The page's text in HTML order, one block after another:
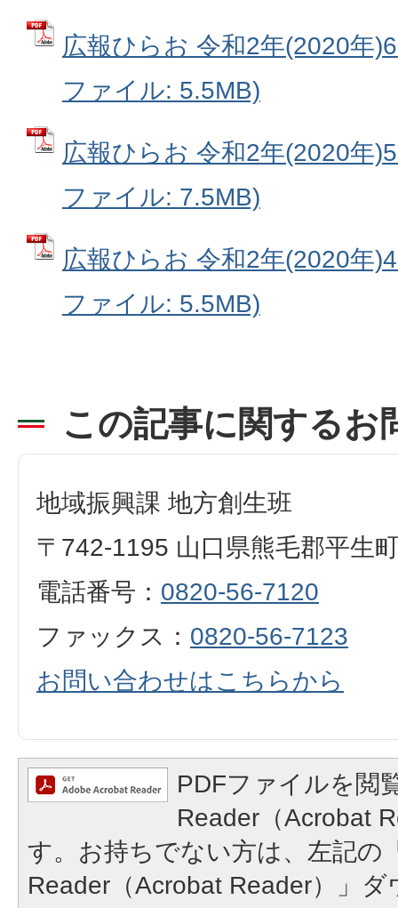
広報ひらお 令和2年(2020年
ファイル: 5.5MB)
広報ひらお 令和2年(2020年
ファイル: 7.5MB)
広報ひらお 令和2年(2020年
ファイル: 5.5MB)
この記事に関するお
地域振興課 地方創生班
〒742-1195 山口県熊毛郡平生
電話番号： 0820-56-7120
ファックス： 0820-56-7123
お問い合わせはこちらから
PDFファイルを閲
Reader（Acrobat
す。お持ちでない方は、左記の
Reader（Acrobat Reader）」